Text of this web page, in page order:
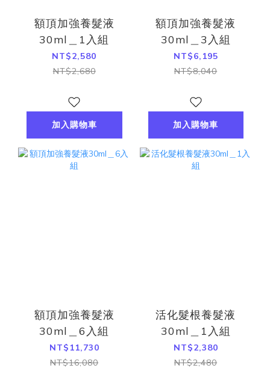
額頂加強養髮液
30ml＿1入組
NT$2,580
NT$2,680
加入購物車
額頂加強養髮液
30ml＿3入組
NT$6,195
NT$8,040
加入購物車
額頂加強養髮液
30ml＿6入組
NT$11,730
NT$16,080
活化髮根養髮液
30ml＿1入組
NT$2,380
NT$2,480